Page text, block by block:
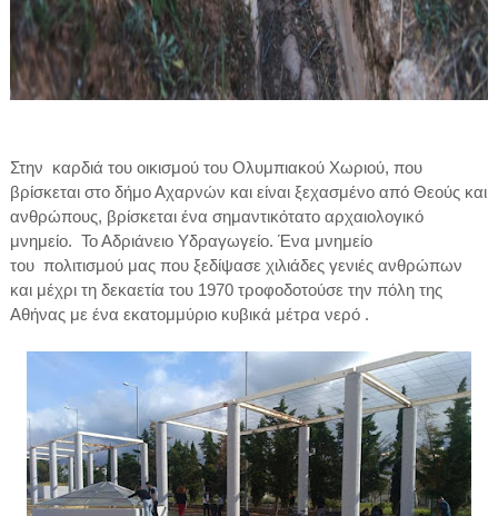
Στην καρδιά του οικισμού του Ολυμπιακού Χωριού, που
βρίσκεται στο δήμο Αχαρνών και είναι ξεχασμένο από Θεούς και
ανθρώπους, βρίσκεται ένα σημαντικότατο αρχαιολογικό
μνημείο. Το Αδριάνειο Υδραγωγείο. Ένα μνημείο
του πολιτισμού μας που ξεδίψασε χιλιάδες γενιές ανθρώπων
και μέχρι τη δεκαετία του 1970 τροφοδοτούσε την πόλη της
Αθήνας με ένα εκατομμύριο κυβικά μέτρα νερό .